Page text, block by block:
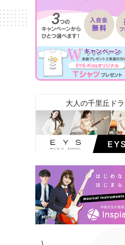
大人の千里丘ド